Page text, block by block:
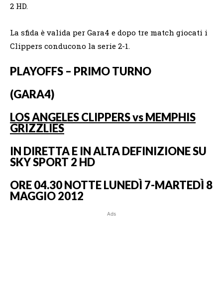
2 HD.
La sfida è valida per Gara4 e dopo tre match giocati i
Clippers conducono la serie 2-1.
PLAYOFFS – PRIMO TURNO
(GARA4)
LOS ANGELES CLIPPERS vs MEMPHIS
GRIZZLIES
IN DIRETTA E IN ALTA DEFINIZIONE SU
SKY SPORT 2 HD
ORE 04.30 NOTTE LUNEDÌ 7-MARTEDÌ 8
MAGGIO 2012
Ads